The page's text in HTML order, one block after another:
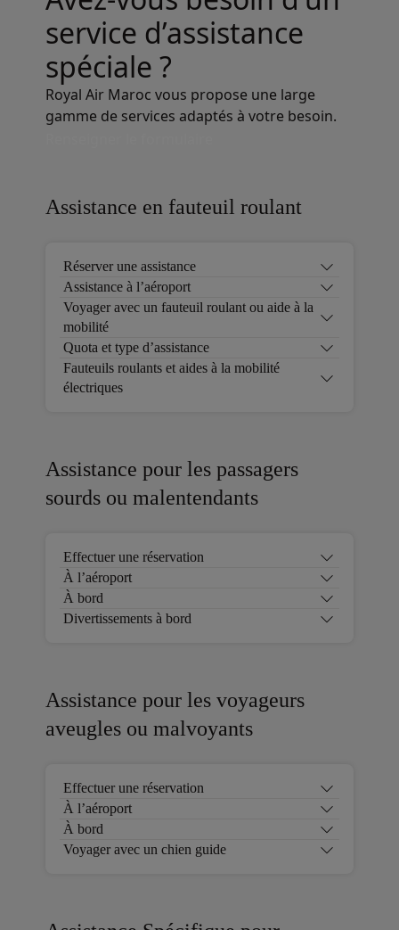
service d’assistance
spéciale ?
Royal Air Maroc vous propose une large
gamme de services adaptés à votre besoin.
Assistance en fauteuil roulant
Réserver une assistance
Assistance à l’aéroport
Voyager avec un fauteuil roulant ou aide à la
mobilité
Quota et type d’assistance
Fauteuils roulants et aides à la mobilité
électriques
Assistance pour les passagers
sourds ou malentendants
Effectuer une réservation
À l’aéroport
À bord
Divertissements à bord
Assistance pour les voyageurs
aveugles ou malvoyants
Effectuer une réservation
À l’aéroport
À bord
Voyager avec un chien guide